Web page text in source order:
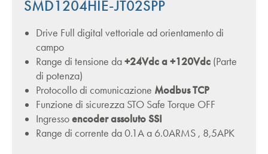
SMD1204HIE-JT02SPP
Drive Full digital vettoriale ad orientamento di
campo
Range di tensione da+24Vdc a +120Vdc (Parte
di potenza)
Protocollo di comunicazione Modbus TCP
Funzione di sicurezza STO Safe Torque OFF
Ingressoencoder assoluto SSI
Range di corrente da 0.1A a 6.0ARMS , 8,5APK